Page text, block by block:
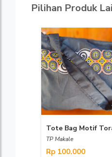
Pilihan Produk
Tote Bag Motif
TP Makale
Rp 100.000